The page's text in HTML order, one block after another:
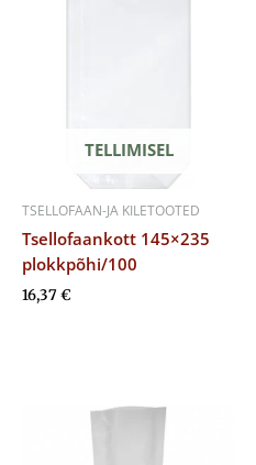
TELLIMISEL
TSELLOFAAN-JA KILETOOTED
Tsellofaankott 145×235
plokkpõhi/100
16,37€